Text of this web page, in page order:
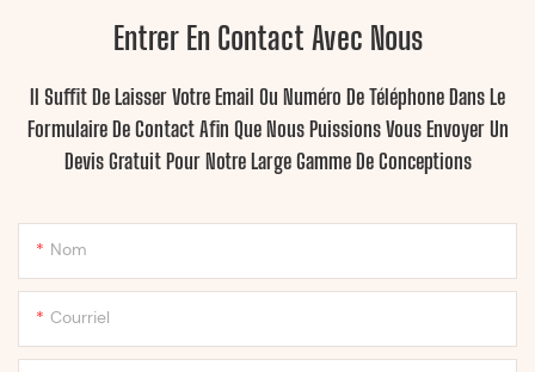
Entrer En Contact Avec Nous
Il Suffit De Laisser Votre Email Ou Numéro De Téléphone Dans Le
Formulaire De Contact Afin Que Nous Puissions Vous Envoyer Un
Devis Gratuit Pour Notre Large Gamme De Conceptions
Nom
Courriel